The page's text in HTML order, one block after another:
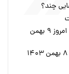
ریزش سنگین قیمت طلا/ قیمت جدید طلا امروز ۹ بهمن